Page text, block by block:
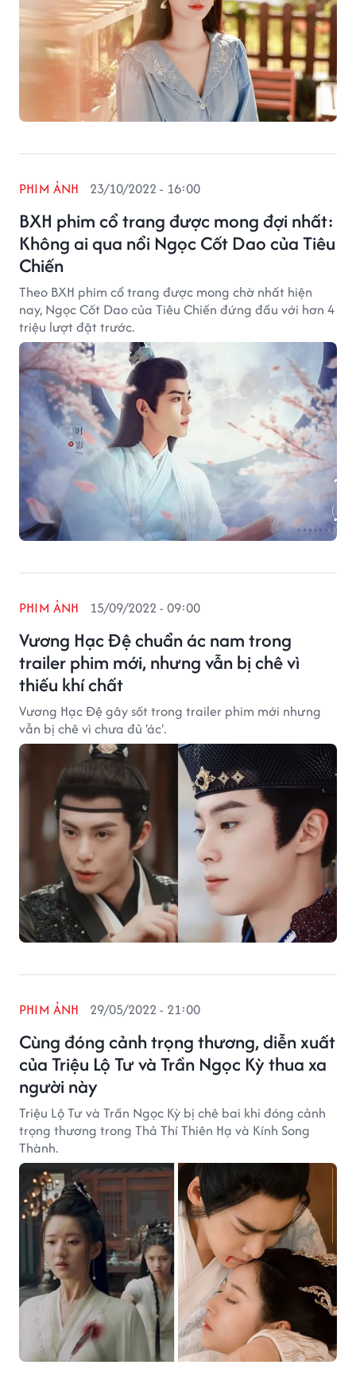
BXH phim cổ trang được mong đợi nhất:
Không ai qua nổi Ngọc Cốt Dao của Tiêu
Chiến
PHIM ẢNH 23/10/2022 - 16:00
Theo BXH phim cổ trang được mong chờ nhất hiện
nay, Ngọc Cốt Dao của Tiêu Chiến đứng đầu với hơn 4
triệu lượt đặt trước.
Vương Hạc Đệ chuẩn ác nam trong
trailer phim mới, nhưng vẫn bị chê vì
thiếu khí chất
PHIM ẢNH 15/09/2022 - 09:00
Vương Hạc Đệ gây sốt trong trailer phim mới nhưng
vẫn bị chê vì chưa đủ 'ác'.
Cùng đóng cảnh trọng thương, diễn xuất
của Triệu Lộ Tư và Trần Ngọc Kỳ thua xa
người này
PHIM ẢNH 29/05/2022 - 21:00
Triệu Lộ Tư và Trần Ngọc Kỳ bị chê bai khi đóng cảnh
trọng thương trong Thả Thí Thiên Hạ và Kính Song
Thành.